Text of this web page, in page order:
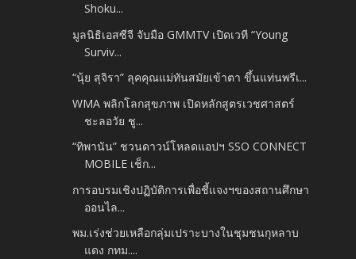
Shoku...
มูลนิธิเอสซีจี จับมือ GMMTV เปิดเวที “Young
Surviv...
“นุ้ย สุจิรา” ลุคคุณแม่ทันสมัยเข้าตา ขึ้นแท่นพรีเ...
WMA พลิกโลกสุขภาพ เปิดหลักสูตรเวชศาสตร์
ชะลอวัย ชู...
“ทิพานัน” ชวนดาวน์โหลดแอปฯ SSO CONNECT
MOBILE เช็ก...
การอบรมเชิงปฏิบัติการเพื่อชี้แจงฯของสถานศึกษา
ออนไล...
พม.เร่งช่วยเหลือกลุ่มเปราะบางในชุมชนกุหลาบ
แดง กทม....